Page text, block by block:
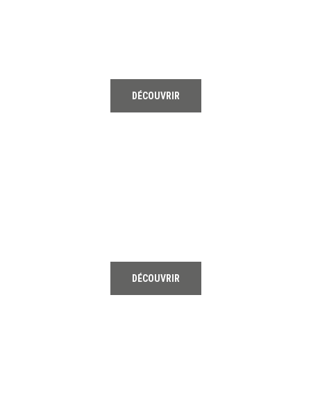
DÉCOUVRIR
DÉCOUVRIR